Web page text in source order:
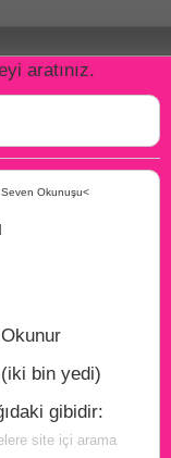
aratınız.
Okunuşu<
bin yedi)
gibidir:
site içi arama